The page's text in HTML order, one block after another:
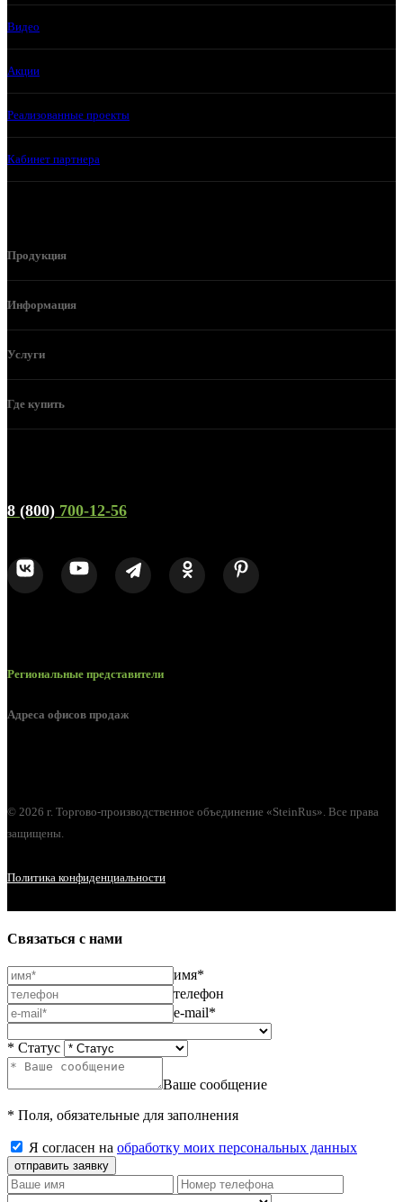
Видео
Акции
Реализованные проекты
Кабинет партнера
Продукция
Информация
Услуги
Где купить
8 (800) 700-12-56
Региональные представители
Адреса офисов продаж
© 2026 г. Торгово-производственное объединение «SteinRus». Все права
защищены.
Политика конфиденциальности
Связаться с нами
имя*
телефон
e-mail*
* Статус
Ваше сообщение
* Поля, обязательные для заполнения
Я согласен на обработку моих персональных данных
отправить заявку